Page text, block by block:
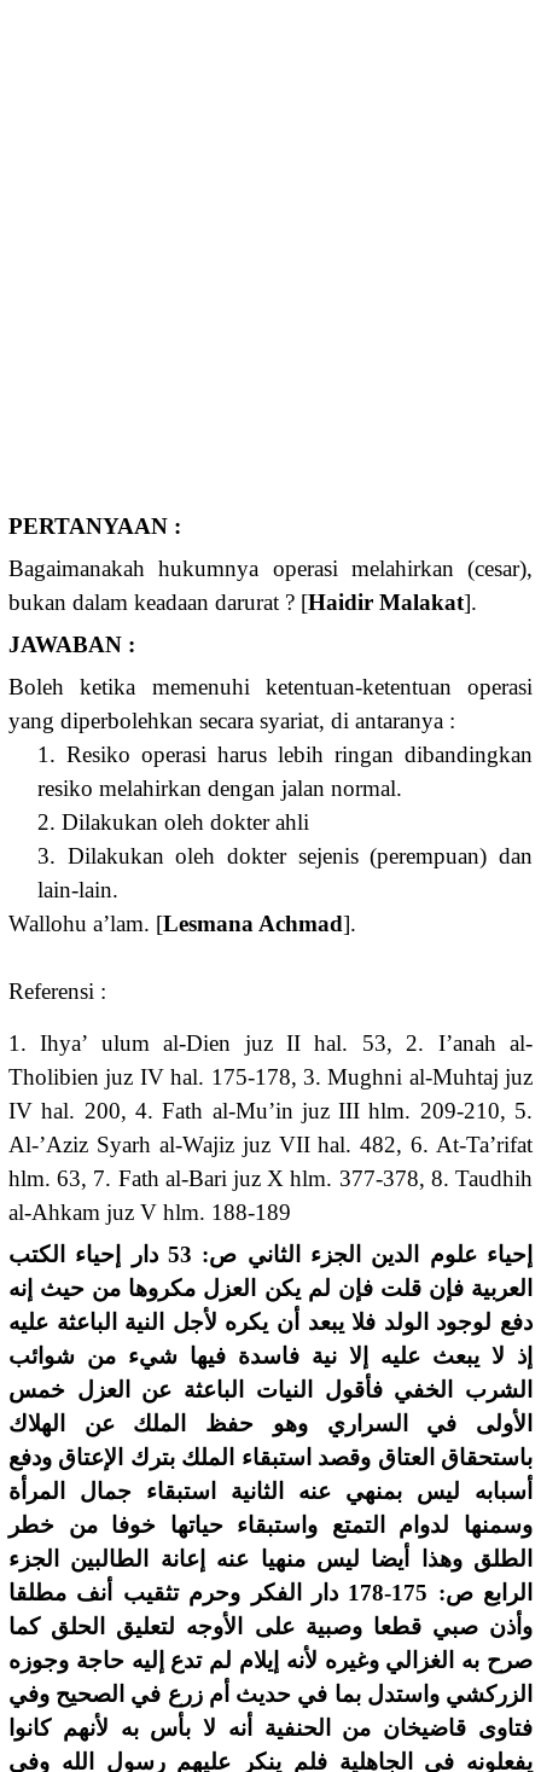
PERTANYAAN :
Bagaimanakah hukumnya operasi melahirkan (cesar),
bukan dalam keadaan darurat ? [Haidir Malakat].
JAWABAN :
Boleh ketika memenuhi ketentuan-ketentuan operasi
yang diperbolehkan secara syariat, di antaranya :
1. Resiko operasi harus lebih ringan dibandingkan
resiko melahirkan dengan jalan normal.
2. Dilakukan oleh dokter ahli
3. Dilakukan oleh dokter sejenis (perempuan) dan
lain-lain.
Wallohu a’lam. [Lesmana Achmad].
Referensi :
1. Ihya’ ulum al-Dien juz II hal. 53, 2. I’anah al-
Tholibien juz IV hal. 175-178, 3. Mughni al-Muhtaj juz
IV hal. 200, 4. Fath al-Mu’in juz III hlm. 209-210, 5.
Al-’Aziz Syarh al-Wajiz juz VII hal. 482, 6. At-Ta’rifat
hlm. 63, 7. Fath al-Bari juz X hlm. 377-378, 8. Taudhih
al-Ahkam juz V hlm. 188-189
إحياء علوم الدين الجزء الثاني ص: 53 دار إحياء الكتب
العربية فإن قلت فإن لم يكن العزل مكروها من حيث إنه
دفع لوجود الولد فلا يبعد أن يكره لأجل النية الباعثة عليه
إذ لا يبعث عليه إلا نية فاسدة فيها شيء من شوائب
الشرب الخفي فأقول النيات الباعثة عن العزل خمس
الأولى في السراري وهو حفظ الملك عن الهلاك
باستحقاق العتاق وقصد استبقاء الملك بترك الإعتاق ودفع
أسبابه ليس بمنهي عنه الثانية استبقاء جمال المرأة
وسمنها لدوام التمتع واستبقاء حياتها خوفا من خطر
الطلق وهذا أيضا ليس منهيا عنه إعانة الطالبين الجزء
الرابع ص: 175-178 دار الفكر وحرم تثقيب أنف مطلقا
وأذن صبي قطعا وصبية على الأوجه لتعليق الحلق كما
صرح به الغزالي وغيره لأنه إيلام لم تدع إليه حاجة وجوزه
الزركشي واستدل بما في حديث أم زرع في الصحيح وفي
فتاوى قاضيخان من الحنفية أنه لا بأس به لأنهم كانوا
يفعلونه في الجاهلية فلم ينكر عليهم رسول الله وفي